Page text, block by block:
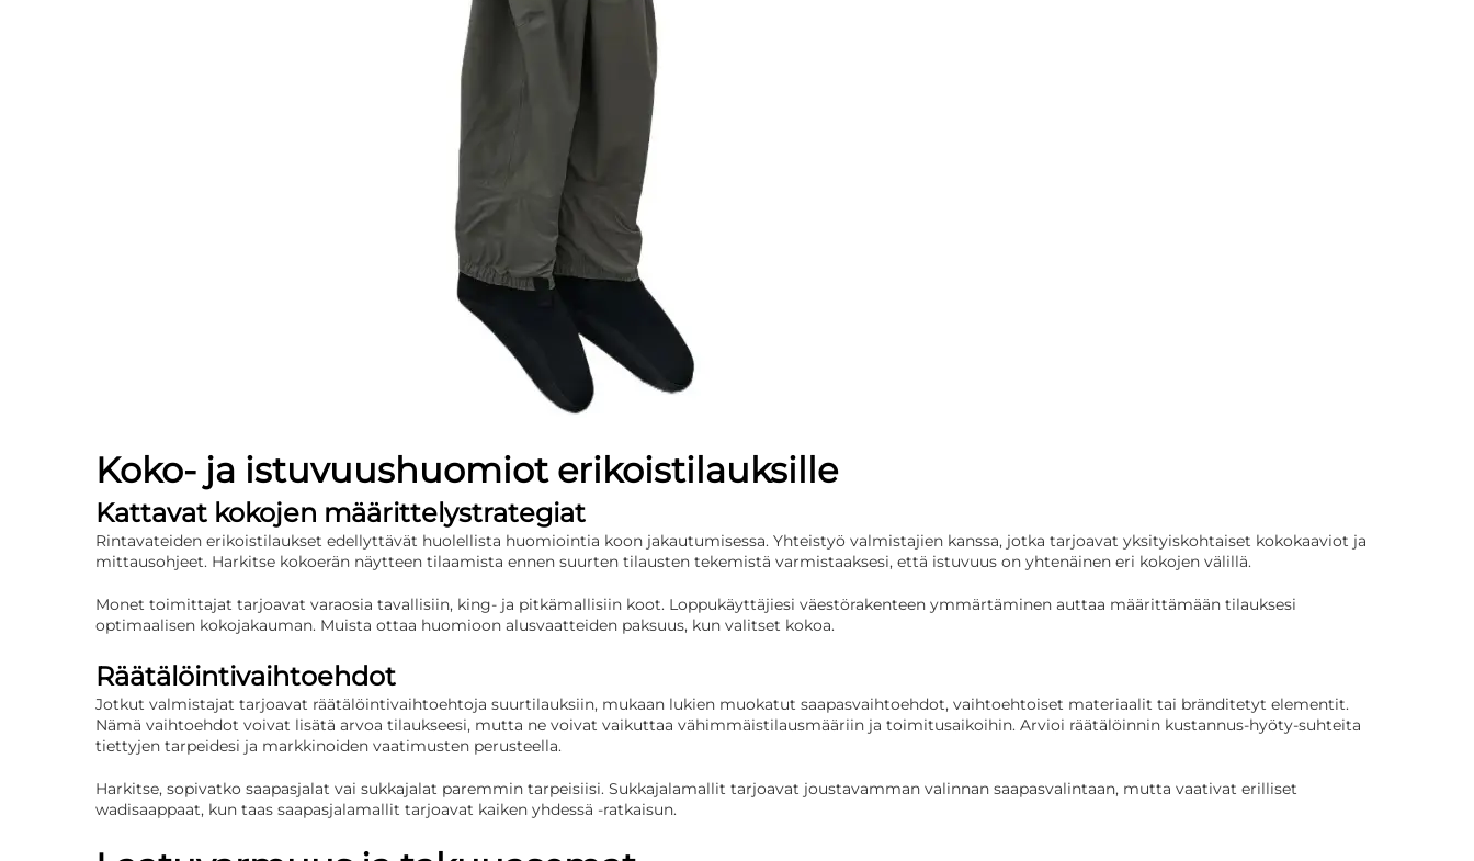
Koko- ja istuvuushuomiot erikoistilauksille
Kattavat kokojen määrittelystrategiat
Rintavateiden erikoistilaukset edellyttävät huolellista huomiointia koon jakautumisessa. Yhteistyö valmistajien kanssa, jotka tarjoavat yksityiskohtaiset kokokaaviot ja
mittausohjeet. Harkitse kokoerän näytteen tilaamista ennen suurten tilausten tekemistä varmistaaksesi, että istuvuus on yhtenäinen eri kokojen välillä.
Monet toimittajat tarjoavat varaosia tavallisiin, king- ja pitkämallisiin koot. Loppukäyttäjiesi väestörakenteen ymmärtäminen auttaa määrittämään tilauksesi
optimaalisen kokojakauman. Muista ottaa huomioon alusvaatteiden paksuus, kun valitset kokoa.
Räätälöintivaihtoehdot
Jotkut valmistajat tarjoavat räätälöintivaihtoehtoja suurtilauksiin, mukaan lukien muokatut saapasvaihtoehdot, vaihtoehtoiset materiaalit tai bränditetyt elementit.
Nämä vaihtoehdot voivat lisätä arvoa tilaukseesi, mutta ne voivat vaikuttaa vähimmäistilausmääriin ja toimitusaikoihin. Arvioi räätälöinnin kustannus-hyöty-suhteita
tiettyjen tarpeidesi ja markkinoiden vaatimusten perusteella.
Harkitse, sopivatko saapasjalat vai sukkajalat paremmin tarpeisiisi. Sukkajalamallit tarjoavat joustavamman valinnan saapasvalintaan, mutta vaativat erilliset
wadisaappaat, kun taas saapasjalamallit tarjoavat kaiken yhdessä -ratkaisun.